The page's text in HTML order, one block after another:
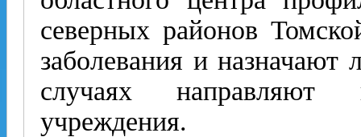
северных районов
заболевания и
случаях
учреждения.